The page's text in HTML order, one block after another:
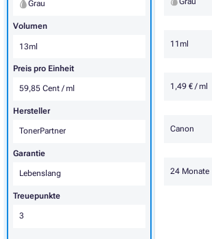
11ml
1,49 € / ml
Canon
24 Monate
Grau
Volumen
13ml
Preis pro Einheit
59,85 Cent / ml
Hersteller
TonerPartner
Garantie
Lebenslang
Treuepunkte
3